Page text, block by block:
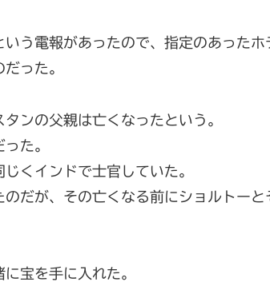
う電報があったので、指定のあったホ
った。
ンの父親は亡くなったという。
た。
くインドで士官していた。
だが、その亡くなる前にショルトー
宝を手に入れた。